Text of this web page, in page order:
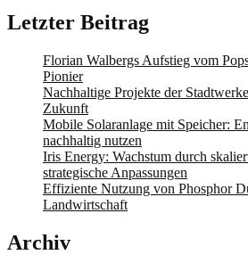
Letzter Beitrag
Florian Walbergs Aufstieg vom
Pionier
Nachhaltige Projekte der
Zukunft
Mobile Solaranlage mit Speicher:
nachhaltig nutzen
Iris Energy: Wachstum durch
strategische Anpassungen
Effiziente Nutzung von Phosphor
Landwirtschaft
Archiv